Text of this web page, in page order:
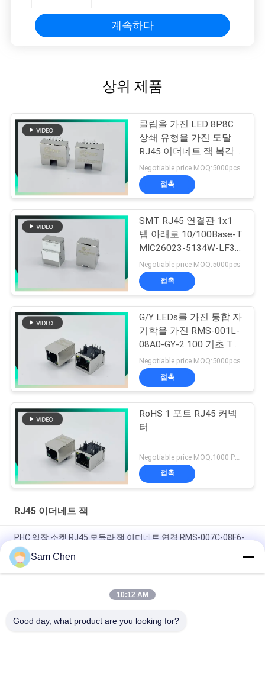
계속하다
상위 제품
클립을 가진 LED 8P8C
상쇄 유형을 가진 도달
RJ45 이더네트 잭 복각
유형 연결관
Negotiable price MOQ:5000pcs
접촉
SMT RJ45 연결관 1x1
탭 아래로 10/100Base-T
MIC26023-5134W-LF3
PHCONN
Negotiable price MOQ:5000pcs
접촉
G/Y LEDs를 가진 통합 자
기학을 가진 RMS-001L-
08A0-GY-2 100 기초 T
21.6L RJ45
Negotiable price MOQ:5000pcs
접촉
RoHS 1 포트 RJ45 커넥
터
접촉
RJ45 이더네트 잭
PHC 입장 소켓 RJ45 모듈라 잭 이더네트 연결 RMS-007C-08F6-
GY
자석 RJ45 이더네트 잭 RMA-392G-160F13-22 2 x 8 항구 PBT
RJ45 네트워크 항구 8P8C는 항구를 180도 정상 Entery 네트워크
Sam Chen
10:12 AM
Good day, what product are you looking for?